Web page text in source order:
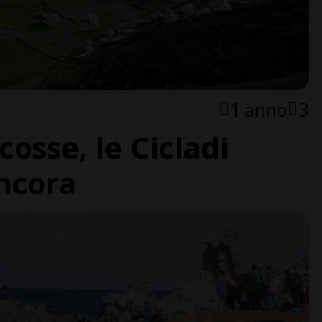
1 anno 3
le Cicladi